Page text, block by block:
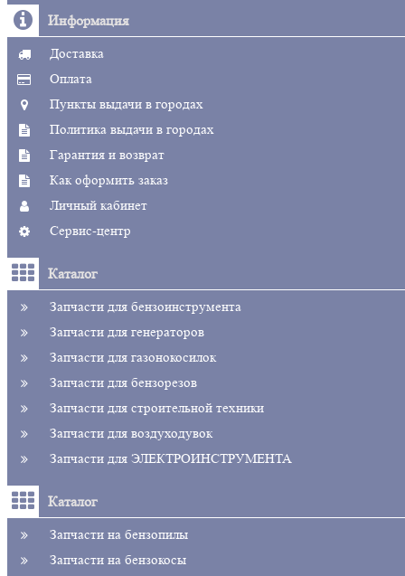
Информация
Доставка
Оплата
Пункты выдачи в городах
Политика выдачи в городах
Гарантия и возврат
Как оформить заказ
Личный кабинет
Сервис-центр
Каталог
Запчасти для бензоинструмента
Запчасти для генераторов
Запчасти для газонокосилок
Запчасти для бензорезов
Запчасти для строительной техники
Запчасти для воздуходувок
Запчасти для ЭЛЕКТРОИНСТРУМЕНТА
Каталог
Запчасти на бензопилы
Запчасти на бензокосы